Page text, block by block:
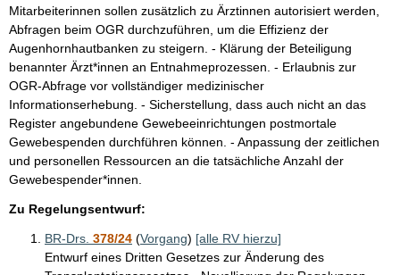
Mitarbeiterinnen sollen zusätzlich zu Ärztinnen autorisiert werden,
Abfragen beim OGR durchzuführen, um die Effizienz der
Augenhornhautbanken zu steigern. - Klärung der Beteiligung
benannter Ärzt*innen an Entnahmeprozessen. - Erlaubnis zur
OGR-Abfrage vor vollständiger medizinischer
Informationserhebung. - Sicherstellung, dass auch nicht an das
Register angebundene Gewebeeinrichtungen postmortale
Gewebespenden durchführen können. - Anpassung der zeitlichen
und personellen Ressourcen an die tatsächliche Anzahl der
Gewebespender*innen.
Zu Regelungsentwurf:
BR-Drs. 378/24 (Vorgang) [alle RV hierzu]
Entwurf eines Dritten Gesetzes zur Änderung des